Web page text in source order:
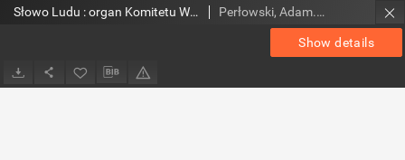
Show details
Słowo Ludu : organ Komitetu Wojewódzkiego Polskiej Zjednoczonej Partii Robotniczej, 1959, R.11, nr 199 Perłowski, Adam. Red.